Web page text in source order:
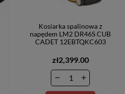
Kosiarka spalinowa z
napędem LM2 DR46S CUB
CADET 12EBTQKC603
zł2,399.00